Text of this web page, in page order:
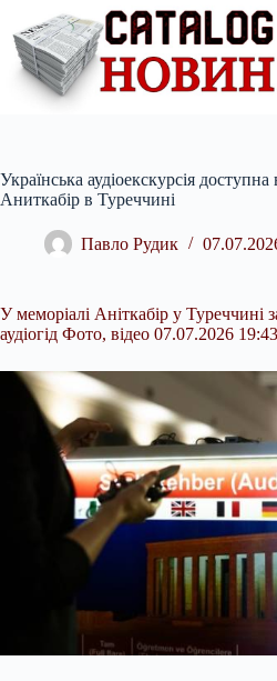
вмісту
Українська аудіоекскурсія доступна
Аниткабір в Туреччині
Павло Рудик
У меморіалі Аніткабір у Туреччині
аудіогід Фото, відео 07.07.2026